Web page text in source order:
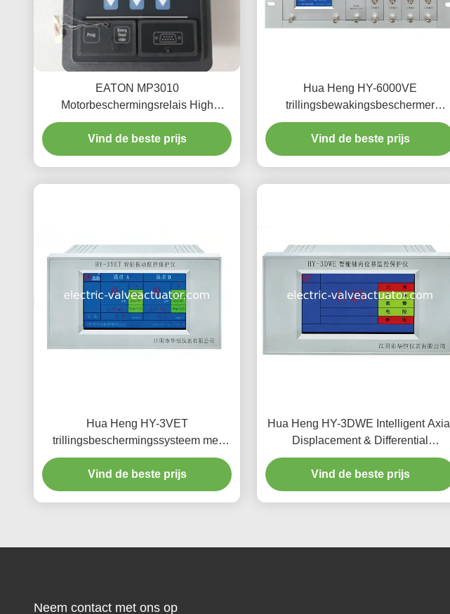
EATON MP3010
Motorbeschermingsrelais High
Performance Module voor
overbelasting en fasebescherming
van AC-motoren
Vind de beste prijs
Hua Heng HY-6000VE
trillingsbewakingsbeschermer
tweekanaals industrieel
Vind de beste prijs
Hua Heng HY-3VET
trillingsbeschermingssysteem met
amplitude- en intensiteitsbewaking
Vind de beste prijs
Hua Heng HY-3DWE Intelligent Axial
Displacement & Differential
Expansion Monitor
Vind de beste prijs
Neem contact met ons op